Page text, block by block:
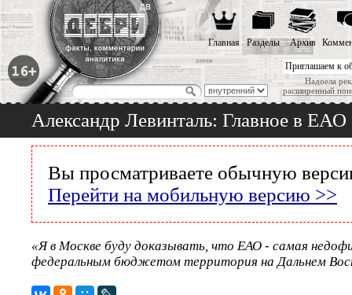
Приглашаем к
Надоела
расширенный
Главная Разделы Архив
Александр Левинталь: Главное в ЕАО
Вы просматриваете обычную
Перейти на мобильную версию >>
«Я в Москве буду доказывать, что ЕАО - самая
федеральным бюджетом территория на Дальнем